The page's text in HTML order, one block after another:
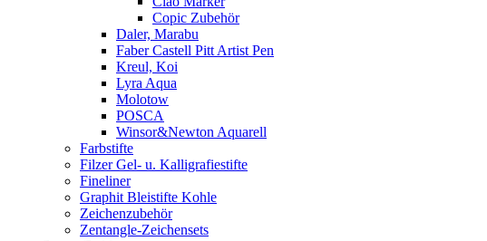
Copic Zubehör
Daler, Marabu
Faber Castell Pitt Artist Pen
Kreul, Koi
Lyra Aqua
Molotow
POSCA
Winsor&Newton Aquarell
Farbstifte
Filzer Gel- u. Kalligrafiestifte
Fineliner
Graphit Bleistifte Kohle
Zeichenzubehör
Zentangle-Zeichensets